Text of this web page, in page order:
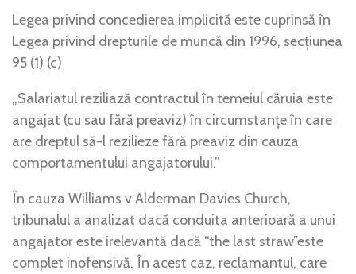
Legea privind concedierea implicită este cuprinsă în
Legea privind drepturile de muncă din 1996, secțiunea
95 (1) (c)
„Salariatul reziliază contractul în temeiul căruia este
angajat (cu sau fără preaviz) în circumstanțe în care
are dreptul să-l rezilieze fără preaviz din cauza
comportamentului angajatorului.”
În cauza Williams v Alderman Davies Church,
tribunalul a analizat dacă conduita anterioară a unui
angajator este irelevantă dacă “the last straw”este
complet inofensivă. În acest caz, reclamantul, care